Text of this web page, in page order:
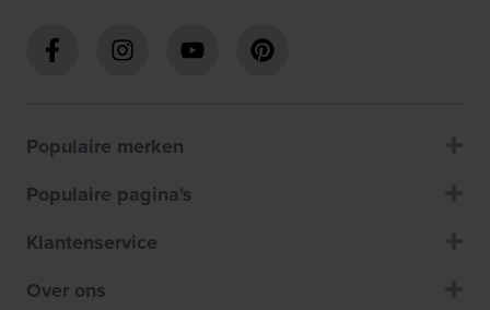
Populaire merken
Populaire pagina's
Klantenservice
Over ons